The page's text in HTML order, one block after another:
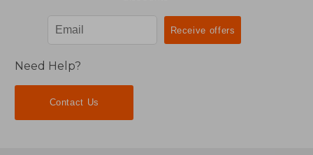
Need Help?
Contact Us